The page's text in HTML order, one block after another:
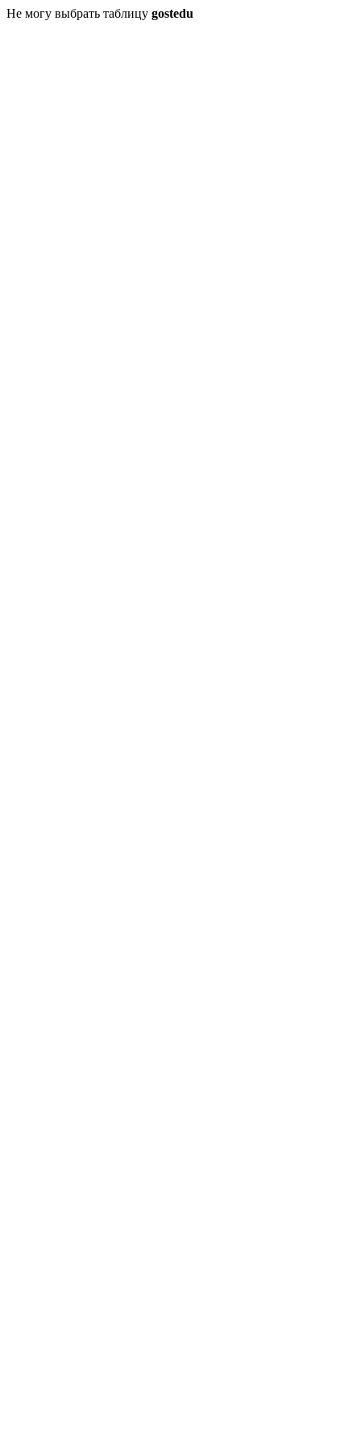
Не могу выбрать таблицу gostedu